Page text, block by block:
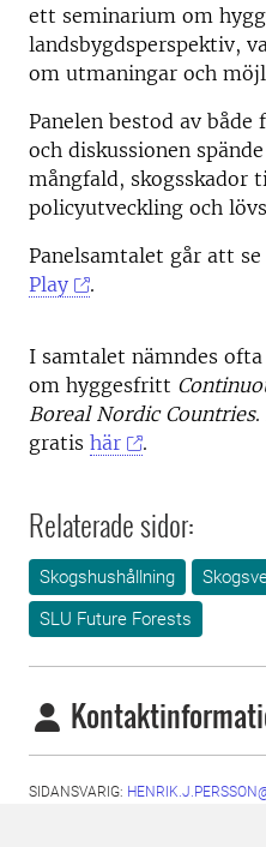
ett seminarium om
landsbygdsperspektiv,
om utmaningar och
Panelen bestod av
och diskussionen
mångfald, skogsskador
policyutveckling och
Panelsamtalet går att
Play
.
I samtalet nämndes
om hyggesfritt
Boreal Nordic Countries.
gratis här .
Relaterade sidor:
Skogshushållning
SLU Future Forests
SIDANSVARIG: